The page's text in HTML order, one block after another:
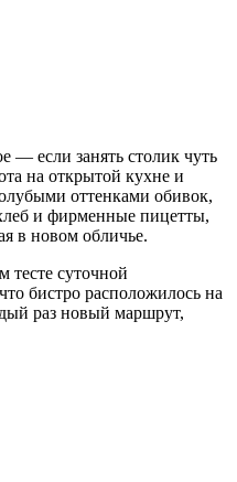
— если занять столик чуть
на открытой кухне и
оттенками обивок,
и фирменные пицетты,
в новом обличье.
суточной
бистро расположилось на
раз новый маршрут,